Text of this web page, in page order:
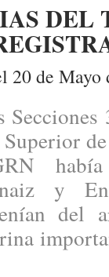
DEL
20 de Mayo
había
y